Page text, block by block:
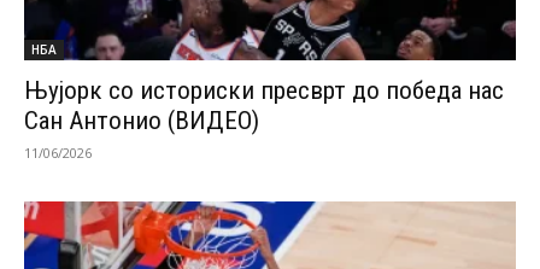
НБА
Њујорк со историски пресврт до победа нас
Сан Антонио (ВИДЕО)
11/06/2026